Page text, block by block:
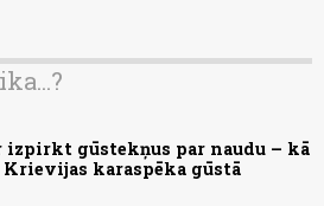
gūstekņus par naudu – kā
karaspēka gūstā